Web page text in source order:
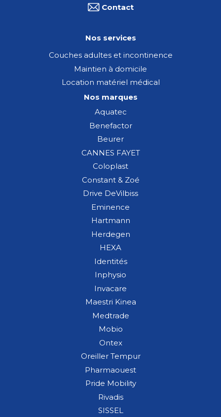
Contact
Nos services
Couches adultes et incontinence
Maintien à domicile
Location matériel médical
Nos marques
Aquatec
Benefactor
Beurer
CANNES FAYET
Coloplast
Constant & Zoé
Drive DeVilbiss
Eminence
Hartmann
Herdegen
HEXA
Identités
Inphysio
Invacare
Maestri Kinea
Medtrade
Mobio
Ontex
Oreiller Tempur
Pharmaouest
Pride Mobility
Rivadis
SISSEL